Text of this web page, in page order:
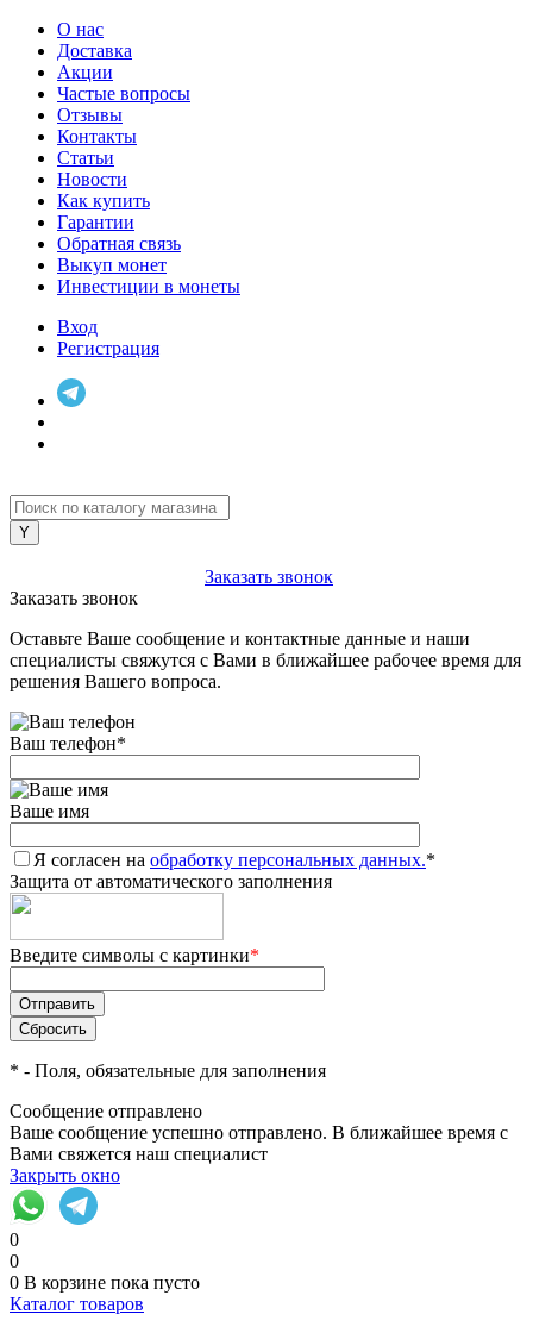
О нас
Доставка
Акции
Частые вопросы
Отзывы
Контакты
Статьи
Новости
Как купить
Гарантии
Обратная связь
Выкуп монет
Инвестиции в монеты
Вход
Регистрация
Заказать звонок
Заказать звонок
Оставьте Ваше сообщение и контактные данные и наши
специалисты свяжутся с Вами в ближайшее рабочее время для
решения Вашего вопроса.
Ваш телефон*
Ваше имя
Я согласен на обработку персональных данных.*
Защита от автоматического заполнения
Введите символы с картинки*
* - Поля, обязательные для заполнения
Сообщение отправлено
Ваше сообщение успешно отправлено. В ближайшее время с
Вами свяжется наш специалист
Закрыть окно
0
0
0 В корзине пока пусто
Каталог товаров